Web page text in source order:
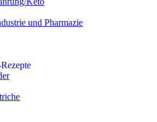
und Pharmazie